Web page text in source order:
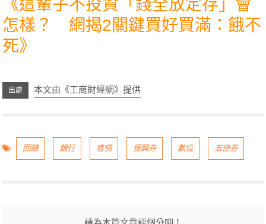
《這輩子不投資「錢全放定存」會
怎樣？ 網揭2關鍵買好買滿：餓不
死》
本文由《工商財經網》提供
回饋 銀行 疫情 振興券 數位 五倍券